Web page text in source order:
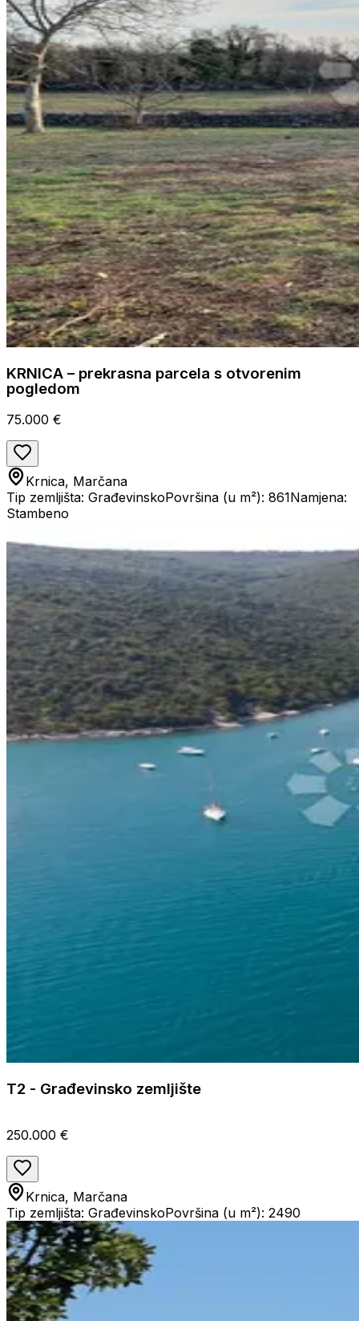
KRNICA – prekrasna parcela s otvorenim
pogledom
75.000 €
Krnica, Marčana
Tip zemljišta: GrađevinskoPovršina (u m²): 861Namjena:
Stambeno
T2 - Građevinsko zemljište
250.000 €
Krnica, Marčana
Tip zemljišta: GrađevinskoPovršina (u m²): 2490